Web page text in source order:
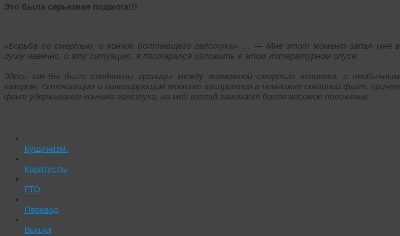
Это была серьезная подмога!!!
«Борьба со смертью, и кончик болтающего галстука» … — Мне этот момент запал мне в
душу навечно, и эту ситуацию, я постарался изложить в этом литературном опусе.
Здесь как-бы были соединены границы между возможной смертью человека, и необычным
юмором, смягчающим и нивелирующим момент восприятия в немножко смешной факт, причем
факт удерживания кончика галстука, на мой взгляд занимает более весомое положение.
Кущинизм.
Каратисты
ГТО
Перевод
Вышка